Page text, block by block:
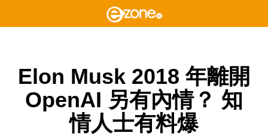
Elon Musk 2018 年離開
OpenAI 另有內情？ 知
情人士有料爆